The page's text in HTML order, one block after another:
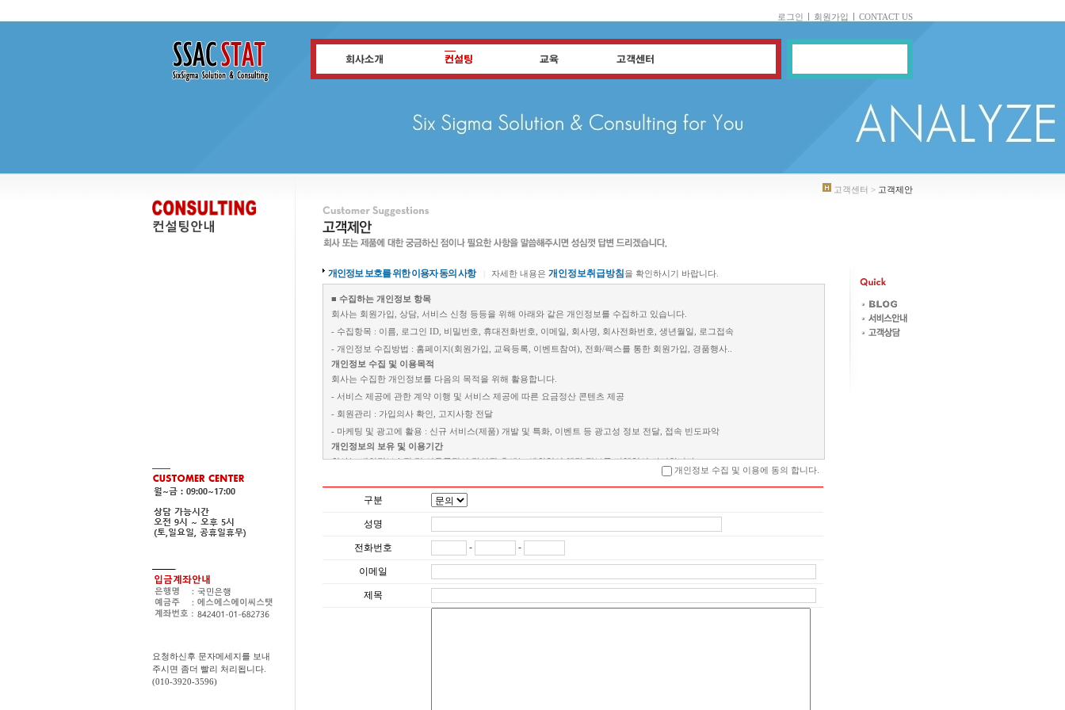
로그인 회원가입 CONTACT US
요청하신후 문자메세지를 보내
주시면 좀더 빨리 처리됩니다.
(010-3920-3596)
고객센터 > 고객제안
개인정보 보호를 위한 이용자 동의 사항 자세한 내용은 개인정보취급방침 을 확인하시기 바랍니다.
■ 수집하는 개인정보 항목
회사는 회원가입, 상담, 서비스 신청 등등을 위해 아래와 같은 개인정보를 수집하고 있습니다.
- 수집항목 : 이름, 로그인 ID, 비밀번호, 휴대전화번호, 이메일, 회사명, 회사전화번호, 생년월일, 로그접속
- 개인정보 수집방법 : 홈페이지(회원가입, 교육등록, 이벤트참여), 전화/팩스를 통한 회원가입, 경품행사..
개인정보 수집 및 이용목적
회사는 수집한 개인정보를 다음의 목적을 위해 활용합니다.
- 서비스 제공에 관한 계약 이행 및 서비스 제공에 따른 요금정산 콘텐츠 제공
- 회원관리 : 가입의사 확인, 고지사항 전달
- 마케팅 및 광고에 활용 : 신규 서비스(제품) 개발 및 특화, 이벤트 등 광고성 정보 전달, 접속 빈도파악
개인정보의 보유 및 이용기간
회사는 개인정보수집 및 이용목적이 달성된 후에는 예외없이 해당 정보를 지체없이 파기합니다.
개인정보 수집 및 이용에 동의 합니다.
구분
성명
전화번호 - -
이메일
제목